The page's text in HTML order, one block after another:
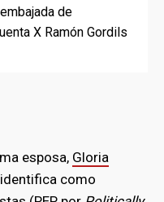
de
X Ramón Gordils
Gordils
esposa, Gloria
como